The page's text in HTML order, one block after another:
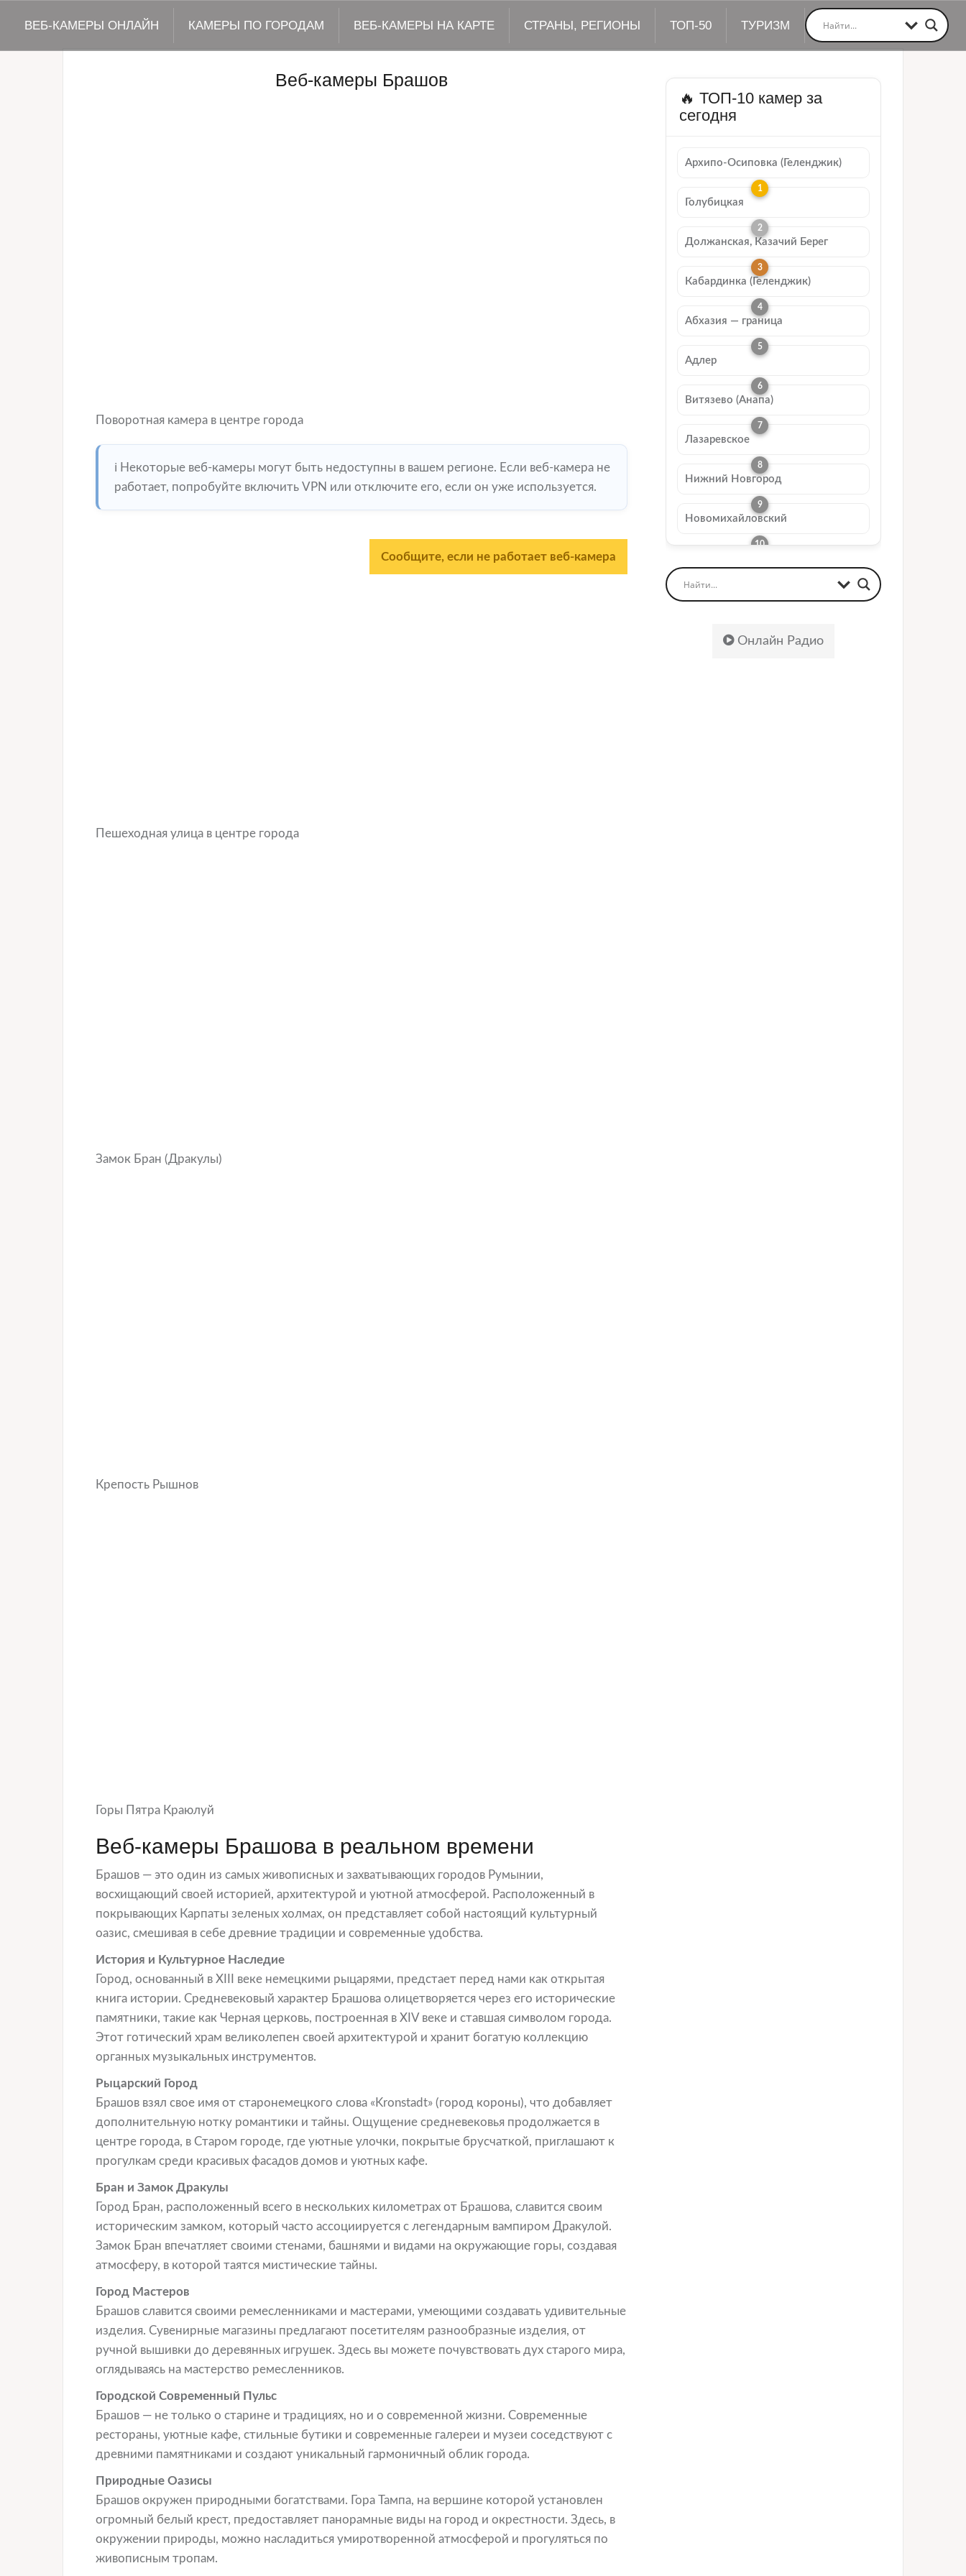
ВЕБ-КАМЕРЫ ОНЛАЙН КАМЕРЫ ПО ГОРОДАМ ВЕБ-КАМЕРЫ НА КАРТЕ СТРАНЫ, РЕГИОНЫ ТОП-50 ТУРИЗМ
Веб-камеры Брашов
Поворотная камера в центре города
ℹ️ Некоторые веб-камеры могут быть недоступны в вашем регионе. Если веб-камера не
работает, попробуйте включить VPN или отключите его, если он уже используется.
Сообщите, если не работает веб-камера
Пешеходная улица в центре города
Замок Бран (Дракулы)
Крепость Рышнов
Горы Пятра Краюлуй
Веб-камеры Брашова в реальном времени
Брашов — это один из самых живописных и захватывающих городов Румынии,
восхищающий своей историей, архитектурой и уютной атмосферой. Расположенный в
покрывающих Карпаты зеленых холмах, он представляет собой настоящий культурный
оазис, смешивая в себе древние традиции и современные удобства.
История и Культурное Наследие
Город, основанный в XIII веке немецкими рыцарями, предстает перед нами как открытая
книга истории. Средневековый характер Брашова олицетворяется через его исторические
памятники, такие как Черная церковь, построенная в XIV веке и ставшая символом города.
Этот готический храм великолепен своей архитектурой и хранит богатую коллекцию
органных музыкальных инструментов.
Рыцарский Город
Брашов взял свое имя от старонемецкого слова «Kronstadt» (город короны), что добавляет
дополнительную нотку романтики и тайны. Ощущение средневековья продолжается в
центре города, в Старом городе, где уютные улочки, покрытые брусчаткой, приглашают к
прогулкам среди красивых фасадов домов и уютных кафе.
Бран и Замок Дракулы
Город Бран, расположенный всего в нескольких километрах от Брашова, славится своим
историческим замком, который часто ассоциируется с легендарным вампиром Дракулой.
Замок Бран впечатляет своими стенами, башнями и видами на окружающие горы, создавая
атмосферу, в которой таятся мистические тайны.
Город Мастеров
Брашов славится своими ремесленниками и мастерами, умеющими создавать удивительные
изделия. Сувенирные магазины предлагают посетителям разнообразные изделия, от
ручной вышивки до деревянных игрушек. Здесь вы можете почувствовать дух старого мира,
оглядываясь на мастерство ремесленников.
Городской Современный Пульс
Брашов — не только о старине и традициях, но и о современной жизни. Современные
рестораны, уютные кафе, стильные бутики и современные галереи и музеи соседствуют с
древними памятниками и создают уникальный гармоничный облик города.
Природные Оазисы
Брашов окружен природными богатствами. Гора Тампа, на вершине которой установлен
огромный белый крест, предоставляет панорамные виды на город и окрестности. Здесь, в
окружении природы, можно насладиться умиротворенной атмосферой и прогуляться по
живописным тропам.
🔥 ТОП-10 камер за
сегодня
Архипо-Осиповка (Геленджик)
Голубицкая
Должанская, Казачий Берег
Кабардинка (Геленджик)
Абхазия — граница
Адлер
Витязево (Анапа)
Лазаревское
Нижний Новгород
Новомихайловский
Онлайн Радио